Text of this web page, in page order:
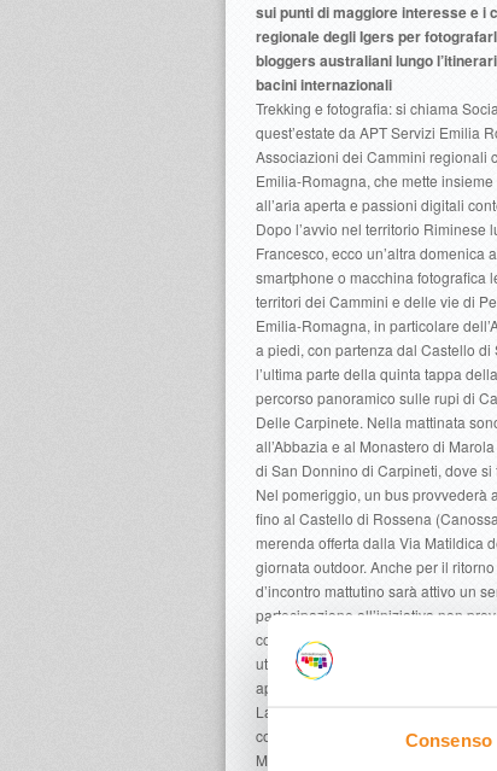
Consenso
sui punti di maggiore interesse e i
regionale degli Igers per
bloggers australiani lungo
bacini internazionali
Trekking e fotografia: si chiama
quest’estate da APT Servizi Emilia
Associazioni dei Cammini regionali
Emilia-Romagna, che mette
all’aria aperta e passioni digitali
Dopo l’avvio nel territorio Riminese
Francesco, ecco un’altra domenica
smartphone o macchina fotografica
territori dei Cammini e delle vie di
Emilia-Romagna, in particolare
a piedi, con partenza dal Castello di
l’ultima parte della quinta tappa
percorso panoramico sulle rupi di
Delle Carpinete. Nella mattinata
all’Abbazia e al Monastero di
di San Donnino di Carpineti, dove
Nel pomeriggio, un bus provvederà
fino al Castello di Rossena
merenda offerta dalla Via Matildica
giornata outdoor. Anche per il
d’incontro mattutino sarà attivo un
partecipazione all’iniziativa non
con almeno 48 ore di anticipo, sul sito
utilizzando il pulsante di
aperto a un massimo di 25 persone.
La promozione digitale della Via
contemporanea, anche attraverso
Mark Borton e Miranda Forstmane,